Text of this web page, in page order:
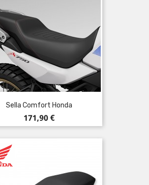
Sella Comfort Honda
Prezzo
171,90 €